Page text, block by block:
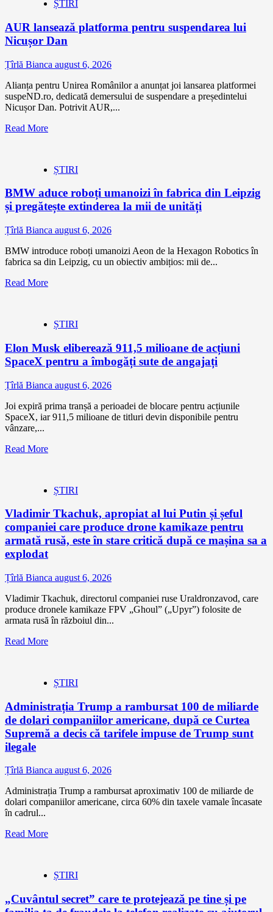
ȘTIRI
AUR lansează platforma pentru suspendarea lui
Nicușor Dan
Țîrlă Bianca august 6, 2026
Alianța pentru Unirea Românilor a anunțat joi lansarea platformei
suspeND.ro, dedicată demersului de suspendare a președintelui
Nicușor Dan. Potrivit AUR,...
Read More
ȘTIRI
BMW aduce roboți umanoizi în fabrica din Leipzig
și pregătește extinderea la mii de unități
Țîrlă Bianca august 6, 2026
BMW introduce roboți umanoizi Aeon de la Hexagon Robotics în
fabrica sa din Leipzig, cu un obiectiv ambițios: mii de...
Read More
ȘTIRI
Elon Musk eliberează 911,5 milioane de acțiuni
SpaceX pentru a îmbogăți sute de angajați
Țîrlă Bianca august 6, 2026
Joi expiră prima tranșă a perioadei de blocare pentru acțiunile
SpaceX, iar 911,5 milioane de titluri devin disponibile pentru
vânzare,...
Read More
ȘTIRI
Vladimir Tkachuk, apropiat al lui Putin și șeful
companiei care produce drone kamikaze pentru
armată rusă, este în stare critică după ce mașina sa a
explodat
Țîrlă Bianca august 6, 2026
Vladimir Tkachuk, directorul companiei ruse Uraldronzavod, care
produce dronele kamikaze FPV „Ghoul” („Upyr”) folosite de
armata rusă în războiul din...
Read More
ȘTIRI
Administrația Trump a rambursat 100 de miliarde
de dolari companiilor americane, după ce Curtea
Supremă a decis că tarifele impuse de Trump sunt
ilegale
Țîrlă Bianca august 6, 2026
Administrația Trump a rambursat aproximativ 100 de miliarde de
dolari companiilor americane, circa 60% din taxele vamale încasate
în cadrul...
Read More
ȘTIRI
„Cuvântul secret” care te protejează pe tine și pe